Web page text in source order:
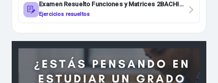
Examen Resuelto Funciones y Matrices 2BACHI
MATE II
Ejercicios resueltos